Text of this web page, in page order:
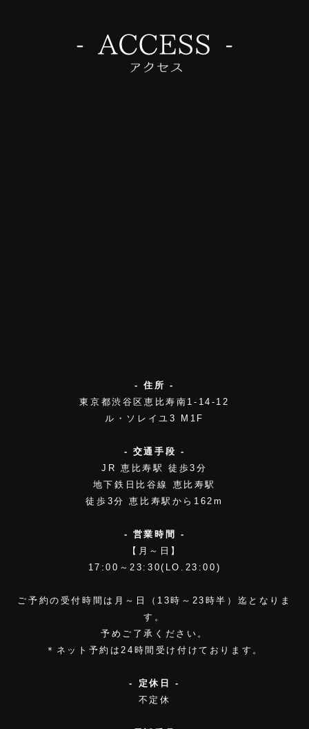
- 住所 -
東京都渋谷区恵比寿南1-14-12
ル・ソレイユ3 M1F
- 交通手段 -
JR 恵比寿駅 徒歩3分
地下鉄日比谷線 恵比寿駅
徒歩3分 恵比寿駅から162m
- 営業時間 -
【月～日】
17:00～23:30(LO.23:00)
ご予約の受付時間は月～日（13時～23時半）迄となりま
す。
予めご了承ください。
＊ネット予約は24時間受け付けております。
- 定休日 -
不定休